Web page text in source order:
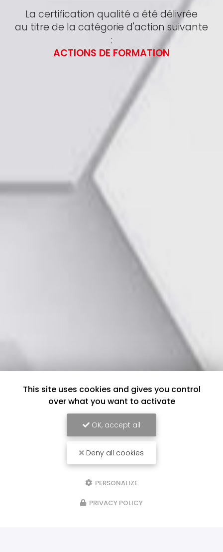
La certification qualité a été délivrée
au titre de la catégorie d'action suivante
:
ACTIONS DE FORMATION
This site uses cookies and gives you control
over what you want to activate
OK, accept all
Deny all cookies
PERSONALIZE
PRIVACY POLICY